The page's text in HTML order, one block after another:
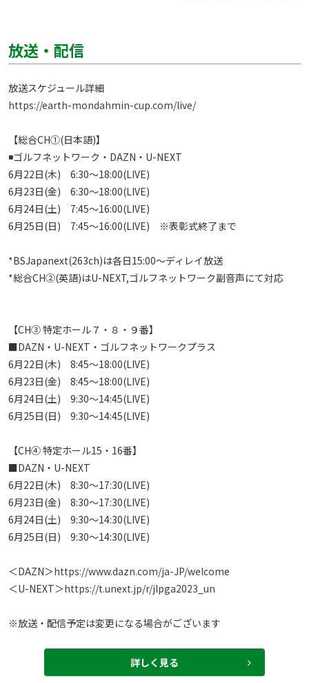
放送・配信
https://earth-mondahmin-cup.com/live/
【総合CH①(日本語)】
◾️ゴルフネットワーク・DAZN・U-NEXT
6月22日(木)　6:30～18:00(LIVE)
6月23日(金)　6:30～18:00(LIVE)
6月24日(土)　7:45～16:00(LIVE)
6月25日(日)　7:45～16:00(LIVE)　※表彰式終了まで
*BSJapanext(263ch)は各日15:00～ディレイ放送
*総合CH②(英語)はU-NEXT,ゴルフネットワーク副音声にて対応
【CH③ 特定ホール７・８・９番】
■DAZN・U-NEXT・ゴルフネットワークプラス
6月22日(木)　8:45～18:00(LIVE)
6月23日(金)　8:45～18:00(LIVE)
6月24日(土)　9:30～14:45(LIVE)
6月25日(日)　9:30～14:45(LIVE)
【CH④ 特定ホール15・16番】
■DAZN・U-NEXT
6月22日(木)　8:30～17:30(LIVE)
6月23日(金)　8:30～17:30(LIVE)
6月24日(土)　9:30～14:30(LIVE)
6月25日(日)　9:30～14:30(LIVE)
＜DAZN＞https://www.dazn.com/ja-JP/welcome
＜U-NEXT＞https://t.unext.jp/r/jlpga2023_un
※放送・配信予定は変更になる場合がございます
詳しく見る